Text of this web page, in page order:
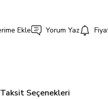
Yorum Yaz
Taksit Seçenekleri